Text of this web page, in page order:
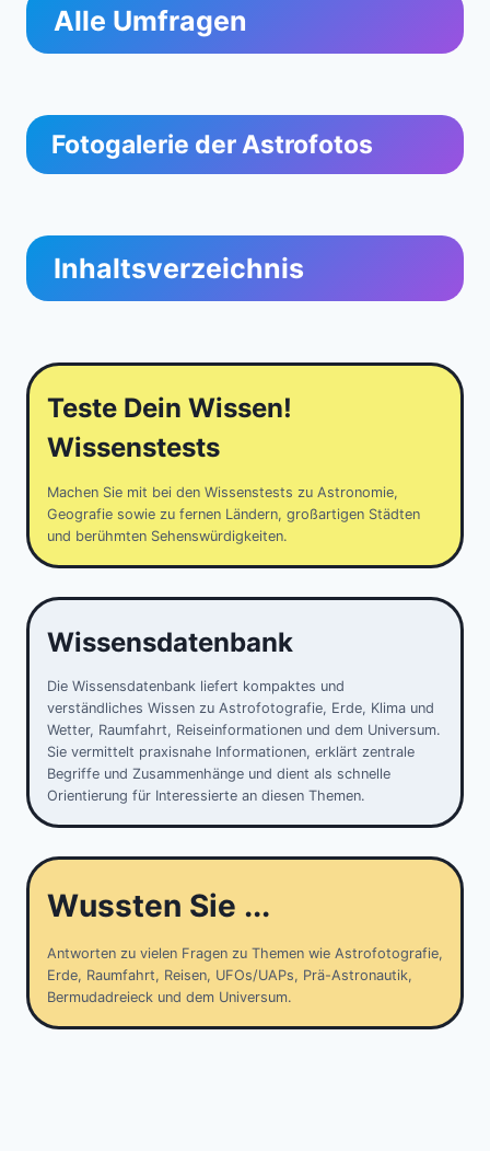
Alle Umfragen
Fotogalerie der Astrofotos
Inhaltsverzeichnis
Teste Dein Wissen!
Wissenstests
Machen Sie mit bei den Wissenstests zu Astronomie,
Geografie sowie zu fernen Ländern, großartigen Städten
und berühmten Sehenswürdigkeiten.
Wissensdatenbank
Die Wissensdatenbank liefert kompaktes und
verständliches Wissen zu Astrofotografie, Erde, Klima und
Wetter, Raumfahrt, Reiseinformationen und dem Universum.
Sie vermittelt praxisnahe Informationen, erklärt zentrale
Begriffe und Zusammenhänge und dient als schnelle
Orientierung für Interessierte an diesen Themen.
Wussten Sie ...
Antworten zu vielen Fragen zu Themen wie Astrofotografie,
Erde, Raumfahrt, Reisen, UFOs/UAPs, Prä-Astronautik,
Bermudadreieck und dem Universum.